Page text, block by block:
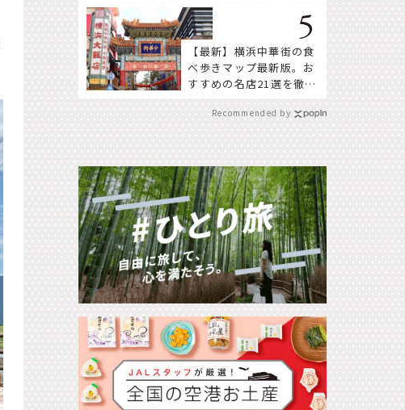
【最新】横浜中華街の食
べ歩きマップ最新版。お
すすめの名店21選を徹底
Recommended by